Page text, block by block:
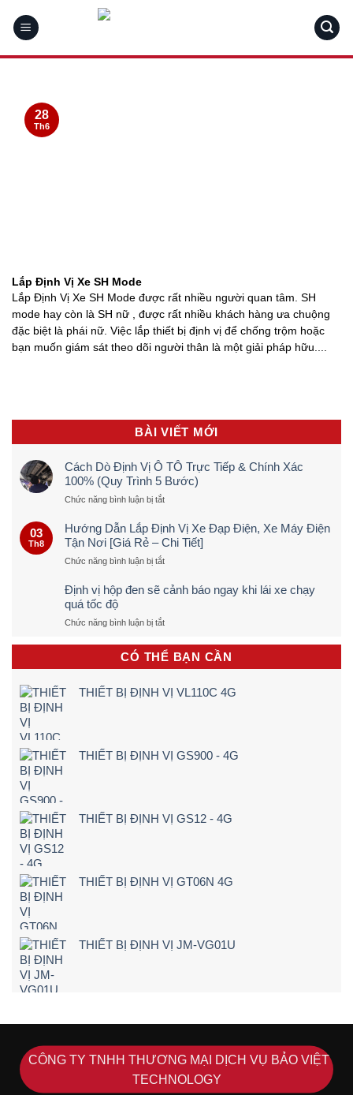
Lắp Định Vị Xe SH Mode
Lắp Định Vị Xe SH Mode được rất nhiều người quan tâm. SH
mode hay còn là SH nữ , được rất nhiều khách hàng ưa chuộng
đặc biệt là phái nữ. Việc lắp thiết bị định vị để chống trộm hoặc
bạn muốn giám sát theo dõi người thân là một giải pháp hữu....
28
Th6
BÀI VIẾT MỚI
Cách Dò Định Vị Ô TÔ Trực Tiếp & Chính Xác
100% (Quy Trình 5 Bước)
Chức năng bình luận bị tắtở
Dò
Định
Vị
Ô
Trực
Chính
100%
(Quy
5
Bước)
03
Th8
Hướng Dẫn Lắp Định Vị Xe Đạp Điện, Xe Máy Điện
Tận Nơi [Giá Rẻ – Chi Tiết]
Chức năng bình luận bị tắtở
Dẫn
Vị
Đạp
Điện,
Máy
Điện
Rẻ
–
Định vị hộp đen sẽ cảnh báo ngay khi lái xe chạy
quá tốc độ
Chức năng bình luận bị tắtở
vị
hộp
đen
cảnh
xe
CÓ THỂ BẠN CẦN
THIẾT BỊ ĐỊNH VỊ VL110C 4G
THIẾT BỊ ĐỊNH VỊ GS900 - 4G
THIẾT BỊ ĐỊNH VỊ GS12 - 4G
THIẾT BỊ ĐỊNH VỊ GT06N 4G
THIẾT BỊ ĐỊNH VỊ JM-VG01U
CÔNG TY TNHH THƯƠNG MẠI DỊCH VỤ BẢO VIỆT
TECHNOLOGY